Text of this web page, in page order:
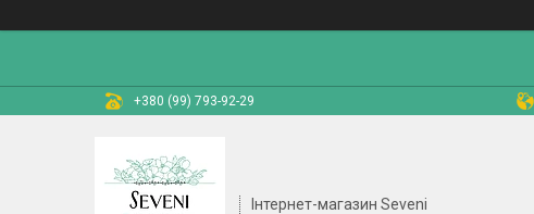
+380 (99) 793-92-29
Інтернет-магазин Seveni